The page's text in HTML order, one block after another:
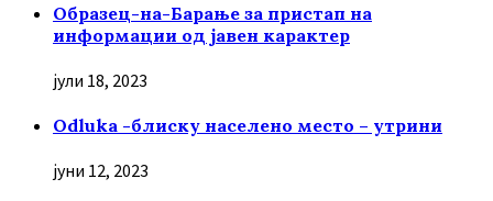
Образец-на-Барање за пристап на
информации од јавен карактер
јули 18, 2023
Odluka -блиску населено место – утрини
јуни 12, 2023